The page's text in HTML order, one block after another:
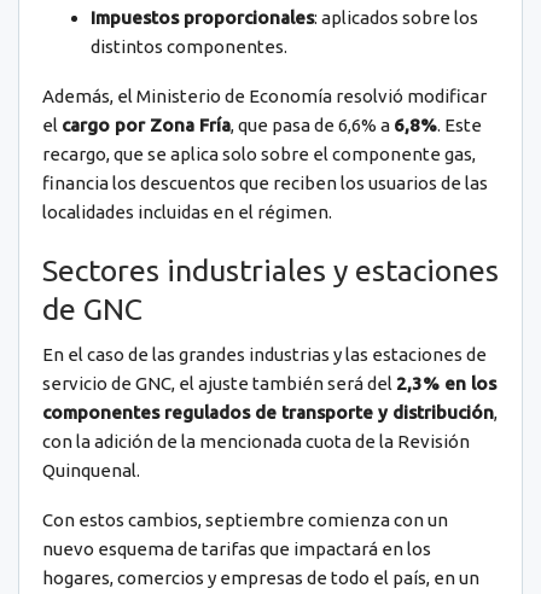
Impuestos proporcionales: aplicados sobre los
distintos componentes.
Además, el Ministerio de Economía resolvió modificar
el cargo por Zona Fría, que pasa de 6,6% a 6,8%. Este
recargo, que se aplica solo sobre el componente gas,
financia los descuentos que reciben los usuarios de las
localidades incluidas en el régimen.
Sectores industriales y estaciones
de GNC
En el caso de las grandes industrias y las estaciones de
servicio de GNC, el ajuste también será del 2,3% en los
componentes regulados de transporte y distribución,
con la adición de la mencionada cuota de la Revisión
Quinquenal.
Con estos cambios, septiembre comienza con un
nuevo esquema de tarifas que impactará en los
hogares, comercios y empresas de todo el país, en un